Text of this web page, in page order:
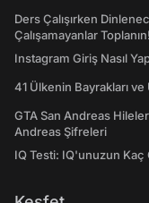
Ders Çalışırken
Çalışamayanlar Toplanın!
Instagram Giriş Nasıl
41 Ülkenin Bayrakları ve
GTA San Andreas
Andreas Şifreleri
IQ Testi: IQ'unuzun